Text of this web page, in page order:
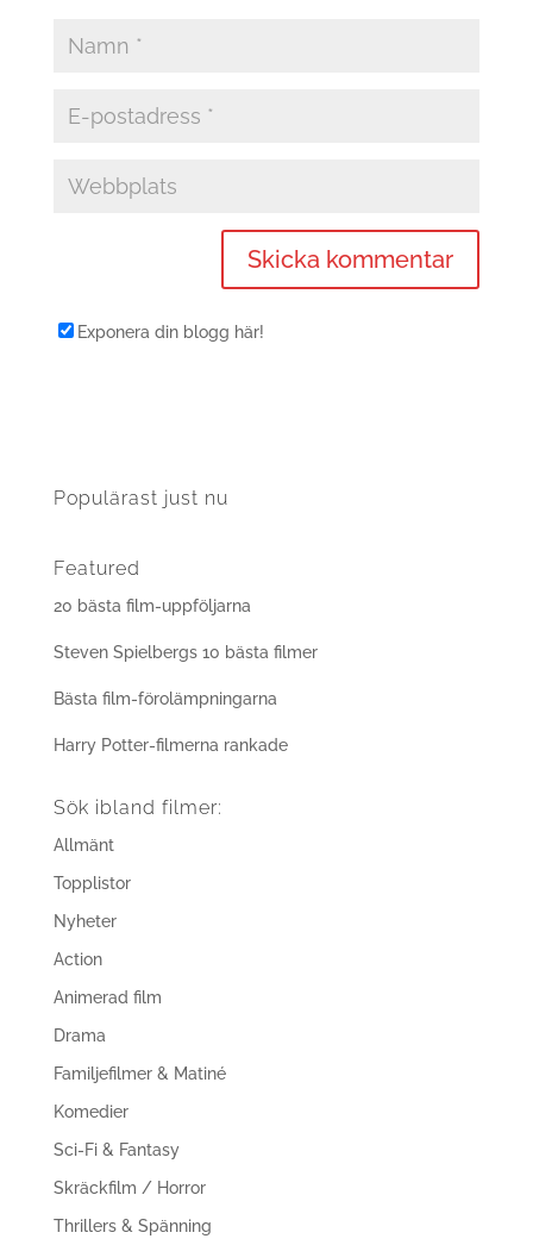
Exponera din blogg här!
Populärast just nu
Featured
20 bästa film-uppföljarna
Steven Spielbergs 10 bästa filmer
Bästa film-förolämpningarna
Harry Potter-filmerna rankade
Sök ibland filmer:
Allmänt
Topplistor
Nyheter
Action
Animerad film
Drama
Familjefilmer & Matiné
Komedier
Sci-Fi & Fantasy
Skräckfilm / Horror
Thrillers & Spänning